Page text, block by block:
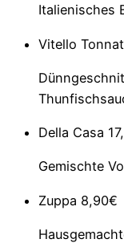
Italienisches
Vitello
Della Casa
Gemischte
Zuppa 8,90€